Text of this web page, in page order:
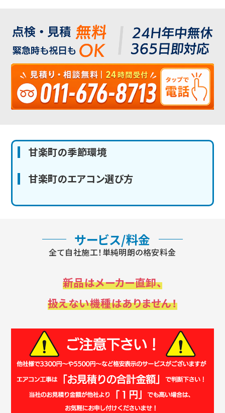
甘楽町の季節環境
甘楽町のエアコン選び方
サービス/料金
全て自社施工！単純明朗の格安料金
新品はメーカー直卸、
扱えない機種はありません！